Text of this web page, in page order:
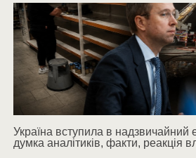
Україна вступила в надзвичайний
думка аналітиків, факти, реакція